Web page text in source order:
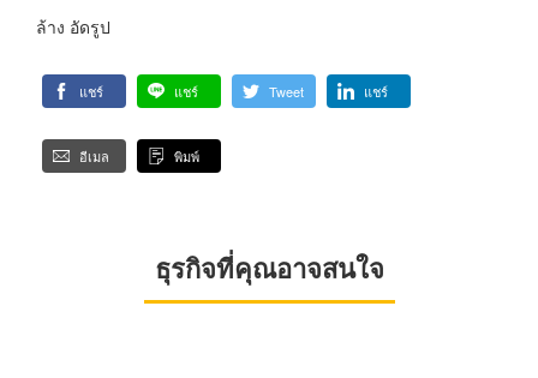
ล้าง อัดรูป
แชร์ แชร์ Tweet แชร์
อีเมล พิมพ์
ธุรกิจที่คุณอาจสนใจ